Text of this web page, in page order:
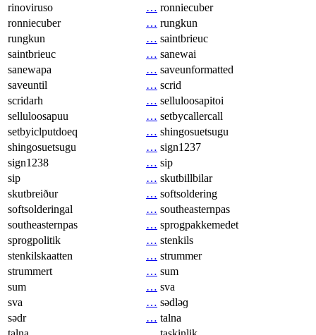
rinoviruso
… ronniecuber
ronniecuber
… rungkun
rungkun
… saintbrieuc
saintbrieuc
… sanewai
sanewapa
… saveunformatted
saveuntil
… scrid
scridarh
… selluloosapitoi
selluloosapuu
… setbycallercall
setbyiclputdoeq
… shingosuetsugu
shingosuetsugu
… sign1237
sign1238
… sip
sip
… skutbillbilar
skutbreiður
… softsoldering
softsolderingal
… southeasternpas
southeasternpas
… sprogpakkemedet
sprogpolitik
… stenkils
stenkilskaatten
… strummer
strummert
… sum
sum
… sva
sva
… sədləɡ
sədr
… talna